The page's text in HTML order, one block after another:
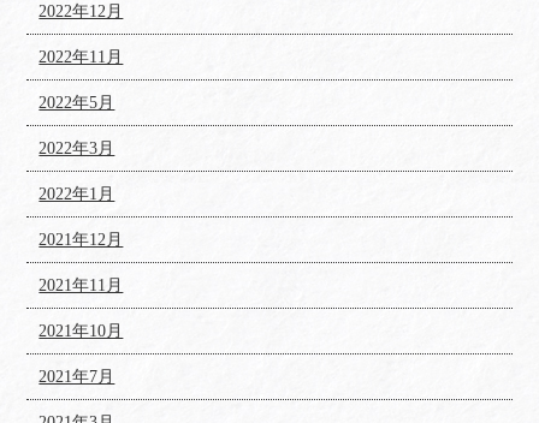
2022年12月
2022年11月
2022年5月
2022年3月
2022年1月
2021年12月
2021年11月
2021年10月
2021年7月